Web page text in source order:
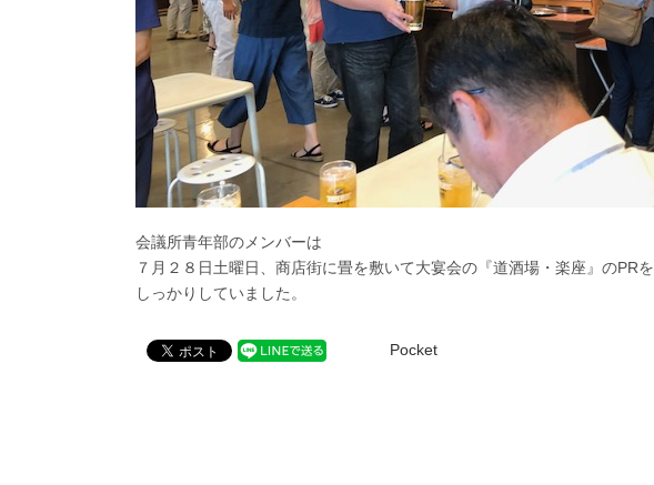
会議所青年部のメンバーは
７月２８日土曜日、商店街に畳を敷いて大宴会の『道酒場・楽座』のPRを
しっかりしていました。
Pocket